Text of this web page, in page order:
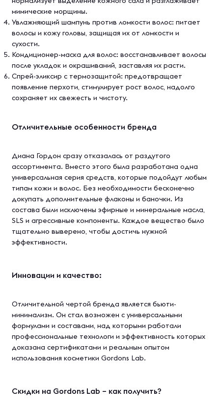
мимические морщины.
Увлажняющий шампунь против ломкости волос: питает
волосы и кожу головы, защищая их от ломкости и
сухости.
Кондиционер-маска для волос: восстанавливает волосы
после укладок и окрашиваний, заставляя их расти.
Спрей-эликсир с термозащитой: предотвращает
появление перхоти, стимулирует рост волос, надолго
сохраняет их свежесть и чистоту.
Отличительные особенности бренда
Диана Гордон сразу отказалась от раздутого
ассортимента. Вместо этого была разработана одна
универсальная серия средств, которые подойдут любым
типам кожи и волос. Без необходимости бесконечно
докупать дополнительные флаконы и баночки. Из
состава были исключены эфирные и минеральные масла,
SLS и агрессивные компоненты. Каждое вещество было
тщательно выверено, чтобы достичь нужной
эффективности.
Инновации и качество:
Отличительной чертой бренда является бьюти-
минимализм. Он стал возможен с универсальными
формулами и составами, над которыми работали
профессиональные технологи и эффективность которых
доказана сертификатами и реальным опытом
использования косметики Gordons Lab.
Скидки на Gordons Lab – как получить?